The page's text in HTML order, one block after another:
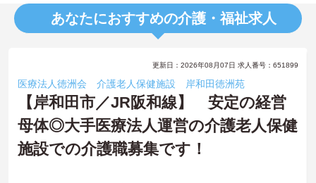
あなたにおすすめの介護・福祉求人
更新日：2026年08月07日 求人番号：651899
医療法人徳洲会 介護老人保健施設 岸和田徳洲苑
【岸和田市／JR阪和線】 安定の経営
母体◎大手医療法人運営の介護老人保健
施設での介護職募集です！